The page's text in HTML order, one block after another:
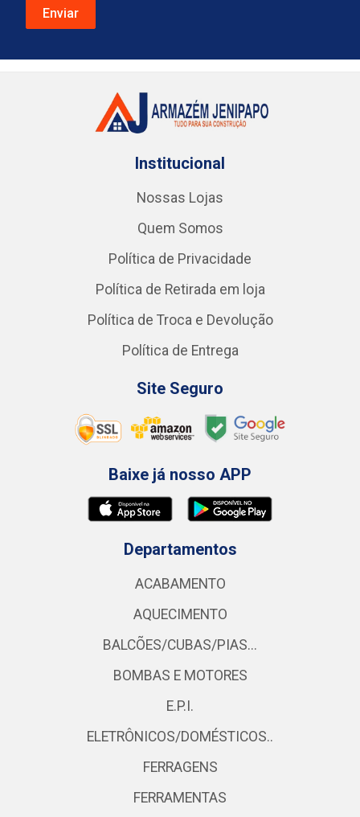
Institucional
Nossas Lojas
Quem Somos
Política de Privacidade
Política de Retirada em loja
Política de Troca e Devolução
Política de Entrega
Site Seguro
Baixe já nosso APP
Departamentos
ACABAMENTO
AQUECIMENTO
BALCÕES/CUBAS/PIAS...
BOMBAS E MOTORES
E.P.I.
ELETRÔNICOS/DOMÉSTICOS..
FERRAGENS
FERRAMENTAS